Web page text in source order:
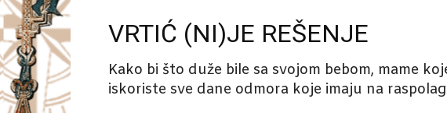
VRTIĆ (NI)JE REŠENJE
Kako bi što duže bile sa svojom bebom, mame
iskoriste sve dane odmora koje imaju na